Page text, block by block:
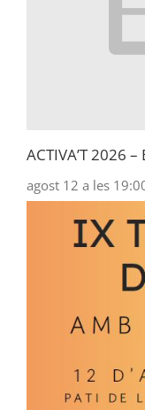
ACTIVA’T 2026 –
agost 12 a les